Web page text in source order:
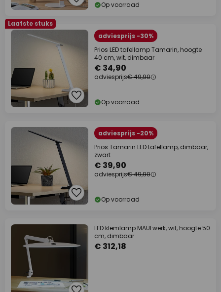
Op voorraad
Laatste stuks
adviesprijs -30%
Prios LED tafellamp Tamarin, hoogte
40 cm, wit, dimbaar
€ 34,90
adviesprijs€ 49,90
Op voorraad
adviesprijs -20%
Prios Tamarin LED tafellamp, dimbaar,
zwart
€ 39,90
adviesprijs€ 49,90
Op voorraad
LED klemlamp MAULwerk, wit, hoogte 50
cm, dimbaar
€ 312,18